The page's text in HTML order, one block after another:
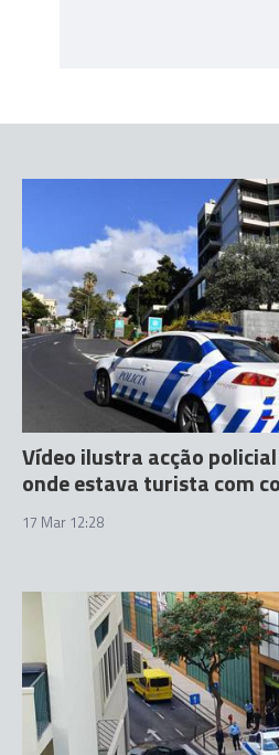
Vídeo ilustra acção
onde estava turista com
17 Mar 12:28